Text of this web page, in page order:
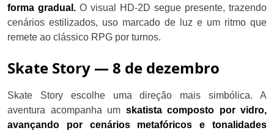
forma gradual. O visual HD-2D segue presente, trazendo
cenários estilizados, uso marcado de luz e um ritmo que
remete ao clássico RPG por turnos.
Skate Story — 8 de dezembro
Skate Story escolhe uma direção mais simbólica. A
aventura acompanha um skatista composto por vidro,
avançando por cenários metafóricos e tonalidades